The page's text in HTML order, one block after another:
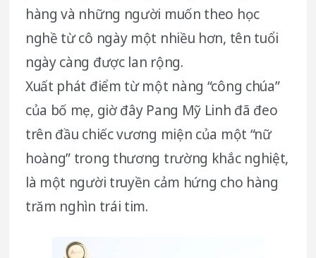
hàng và những người muốn theo học
nghề từ cô ngày một nhiều hơn, tên tuổi
ngày càng được lan rộng.
Xuất phát điểm từ một nàng “công chúa”
của bố mẹ, giờ đây Pang Mỹ Linh đã đeo
trên đầu chiếc vương miện của một “nữ
hoàng” trong thương trường khắc nghiệt,
là một người truyền cảm hứng cho hàng
trăm nghìn trái tim.